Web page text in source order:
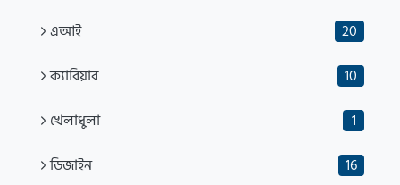
এআই
20
ক্যারিয়ার
10
খেলাধুলা
1
ডিজাইন
16